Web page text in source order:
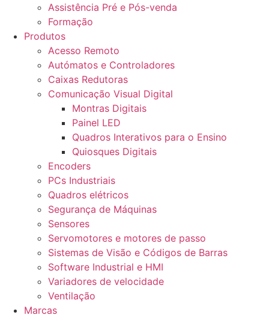
Assistência Pré e Pós-venda
Formação
Produtos
Acesso Remoto
Autómatos e Controladores
Caixas Redutoras
Comunicação Visual Digital
Montras Digitais
Painel LED
Quadros Interativos para o Ensino
Quiosques Digitais
Encoders
PCs Industriais
Quadros elétricos
Segurança de Máquinas
Sensores
Servomotores e motores de passo
Sistemas de Visão e Códigos de Barras
Software Industrial e HMI
Variadores de velocidade
Ventilação
Marcas